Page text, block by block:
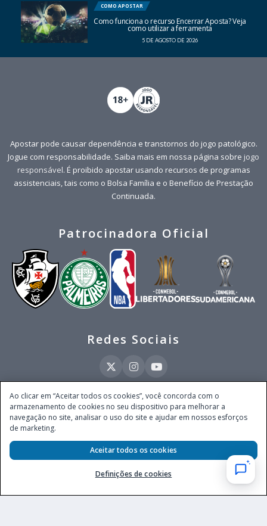
COMO APOSTAR
Como funciona o recurso Encerrar Aposta? Veja
como utilizar a ferramenta
5 DE AGOSTO DE 2026
Apostar pode causar dependência e transtornos do jogo patológico.
Jogue com responsabilidade. Saiba mais em nossa página sobre jogo
responsável. É proibido apostar usando recursos de programas
assistenciais, tais como o Bolsa Família e o Benefício de Prestação
Continuada.
Patrocinadora Oficial
Redes Sociais
Este site é operado pela Ventmear Brasil LTDA (CNPJ 52.868.380/0001-84), com
endereço na Avenida Brigadeiro Faria Lima, nº 4.055, 3º andar, Itaim Bibi, no
Município de São Paulo, Estado de São Paulo, CEP 04538-133, Brasil - empresa
autorizada a operar apostas de quota fixa em todo território nacional pela
Secretaria de Prêmios e Apostas do Ministério da Fazenda, conforme Portaria nº
247, de 07.02.2025, publicada no DOU em 11.2.2025.
Ao clicar em “Aceitar todos os cookies”, você concorda com o
armazenamento de cookies no seu dispositivo para melhorar a
navegação no site, analisar o uso do site e ajudar em nossos esforços
de marketing.
Definições de cookies
Aceitar todos os cookies